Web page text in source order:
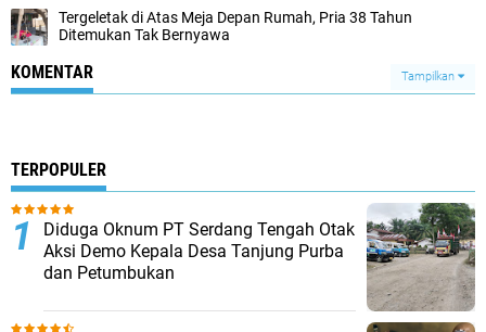
Tergeletak di Atas Meja Depan Rumah, Pria 38 Tahun
Ditemukan Tak Bernyawa
KOMENTAR Tampilkan
TERPOPULER
Diduga Oknum PT Serdang Tengah Otak
Aksi Demo Kepala Desa Tanjung Purba
dan Petumbukan